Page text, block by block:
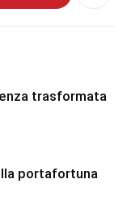
trasformata
portafortuna